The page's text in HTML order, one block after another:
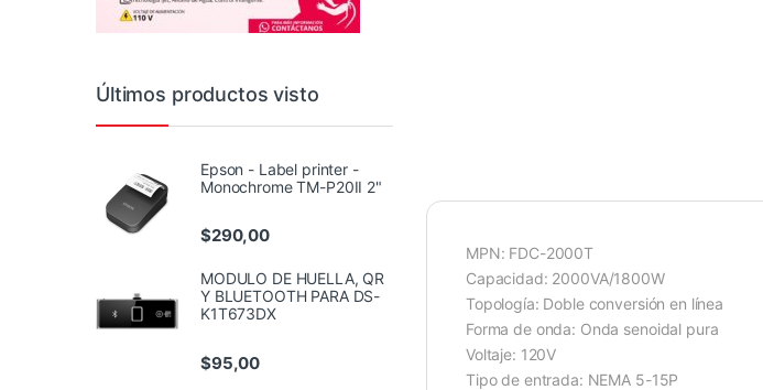
MPN: FDC-2000T
Capacidad: 2000VA/1800W
Topología: Doble conversión en línea
Forma de onda: Onda senoidal pura
Voltaje: 120V
Tipo de entrada: NEMA 5-15P
Últimos productos visto
Epson - Label printer -
Monochrome TM-P20II 2"
$290,00
MODULO DE HUELLA, QR
Y BLUETOOTH PARA DS-
K1T673DX
$95,00